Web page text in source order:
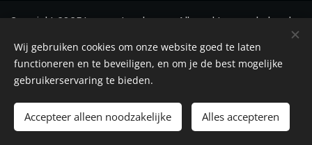
Toevoegen aan de winkelwagen
Copyright 2025 Immonetwerk vzw - Alle rechten voorbehouden
Privacy-Disclaimer-Cookiebeleid Cookies
Wij gebruiken cookies om onze website goed te laten
functioneren en te beveiligen, en om je de best mogelijke
gebruikerservaring te bieden.
Accepteer alleen noodzakelijke Alles accepteren